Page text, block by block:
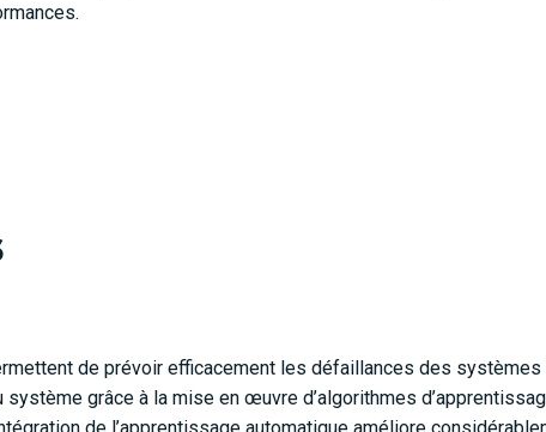
de prévoir efficacement les défaillances des
grâce à la mise en œuvre d’algorithmes